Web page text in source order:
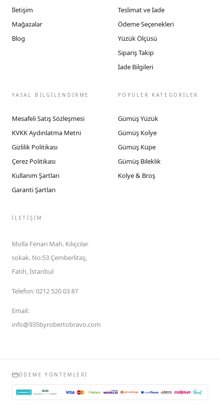
İletişim
Mağazalar
Blog
Teslimat ve İade
Ödeme Seçenekleri
Yüzük Ölçüsü
Sipariş Takip
İade Bilgileri
YASAL BİLGİLENDİRME
Mesafeli Satış Sözleşmesi
KVKK Aydınlatma Metni
Gizlilik Politikası
Çerez Politikası
Kullanım Şartları
Garanti Şartları
POPÜLER KATEGORİLER
Gümüş Yüzük
Gümüş Kolye
Gümüş Küpe
Gümüş Bileklik
Kolye & Broş
İLETIŞIM
Molla Fenari Mah. Kılıçcılar
sokak. No:53 Çemberlitaş,
Fatih, İstanbul
Telefon:0212 520 03 87
Email:
info@935byrobertobravo.com
ÖDEME YÖNTEMLERI